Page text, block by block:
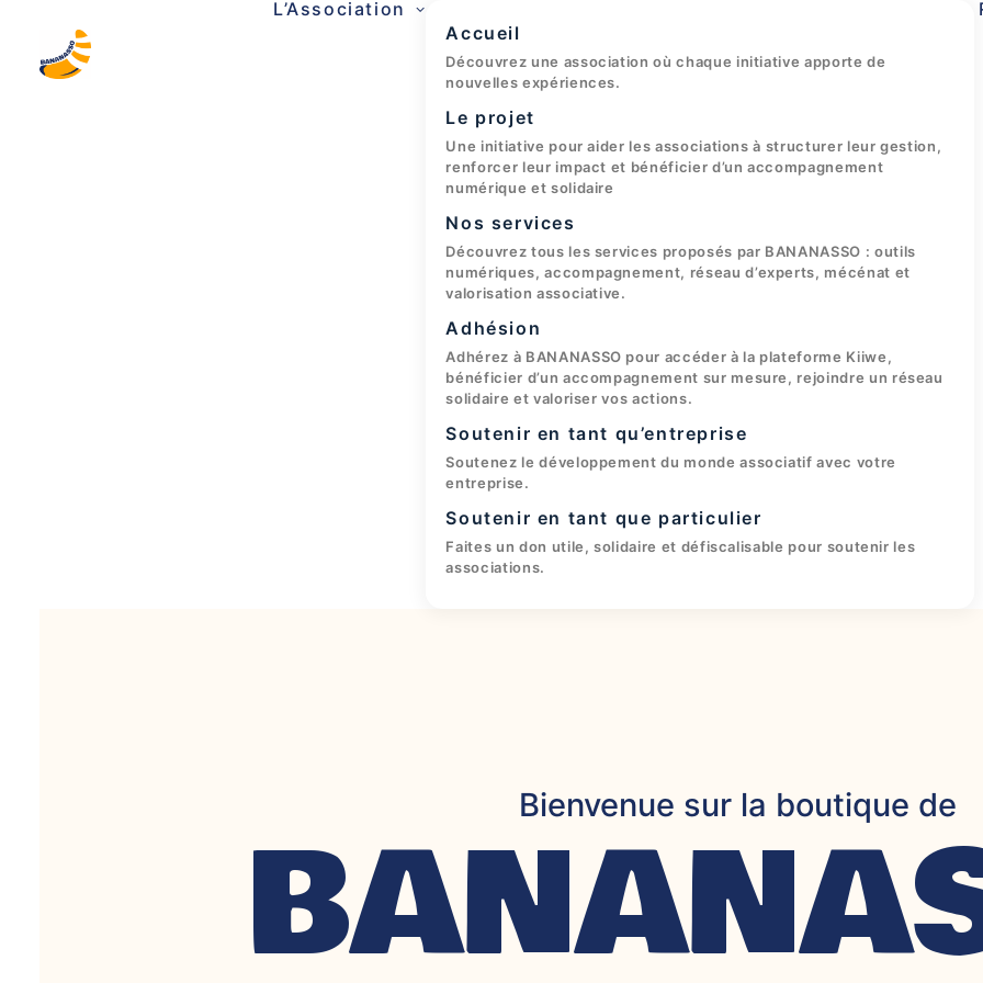
L’Association
Accueil
Découvrez une association où chaque initiative apporte de
nouvelles expériences.
Le projet
Une initiative pour aider les associations à structurer leur gestion,
renforcer leur impact et bénéficier d’un accompagnement
numérique et solidaire
Nos services
Découvrez tous les services proposés par BANANASSO : outils
numériques, accompagnement, réseau d’experts, mécénat et
valorisation associative.
Adhésion
Adhérez à BANANASSO pour accéder à la plateforme Kiiwe,
bénéficier d’un accompagnement sur mesure, rejoindre un réseau
solidaire et valoriser vos actions.
Soutenir en tant qu’entreprise
Soutenez le développement du monde associatif avec votre
entreprise.
Soutenir en tant que particulier
Faites un don utile, solidaire et défiscalisable pour soutenir les
associations.
Bienvenue sur la boutique de